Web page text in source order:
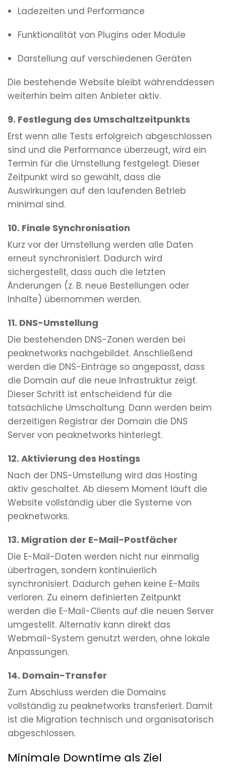
Ladezeiten und Performance
Funktionalität von Plugins oder Module
Darstellung auf verschiedenen Geräten
Die bestehende Website bleibt währenddessen
weiterhin beim alten Anbieter aktiv.
9. Festlegung des Umschaltzeitpunkts
Erst wenn alle Tests erfolgreich abgeschlossen
sind und die Performance überzeugt, wird ein
Termin für die Umstellung festgelegt. Dieser
Zeitpunkt wird so gewählt, dass die
Auswirkungen auf den laufenden Betrieb
minimal sind.
10. Finale Synchronisation
Kurz vor der Umstellung werden alle Daten
erneut synchronisiert. Dadurch wird
sichergestellt, dass auch die letzten
Änderungen (z. B. neue Bestellungen oder
Inhalte) übernommen werden.
11. DNS-Umstellung
Die bestehenden DNS-Zonen werden bei
peaknetworks nachgebildet. Anschließend
werden die DNS-Einträge so angepasst, dass
die Domain auf die neue Infrastruktur zeigt.
Dieser Schritt ist entscheidend für die
tatsächliche Umschaltung. Dann werden beim
derzeitigen Registrar der Domain die DNS
Server von peaknetworks hinterlegt.
12. Aktivierung des Hostings
Nach der DNS-Umstellung wird das Hosting
aktiv geschaltet. Ab diesem Moment läuft die
Website vollständig über die Systeme von
peaknetworks.
13. Migration der E-Mail-Postfächer
Die E-Mail-Daten werden nicht nur einmalig
übertragen, sondern kontinuierlich
synchronisiert. Dadurch gehen keine E-Mails
verloren. Zu einem definierten Zeitpunkt
werden die E-Mail-Clients auf die neuen Server
umgestellt. Alternativ kann direkt das
Webmail-System genutzt werden, ohne lokale
Anpassungen.
14. Domain-Transfer
Zum Abschluss werden die Domains
vollständig zu peaknetworks transferiert. Damit
ist die Migration technisch und organisatorisch
abgeschlossen.
Minimale Downtime als Ziel